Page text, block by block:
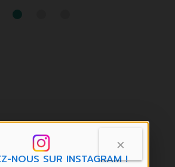
×
NOUS SUR INSTAGRAM !